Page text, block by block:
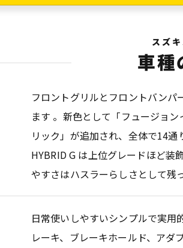
スズ
車種
フロントグリルとフロントバンパ
ます 。新色として「フュージョ
リック」が追加され、全体で14通
HYBRID G は上位グレードほど装
やすさはハスラーらしさとして残
日常使いしやすいシンプルで実
レーキ、ブレーキホールド、アダ